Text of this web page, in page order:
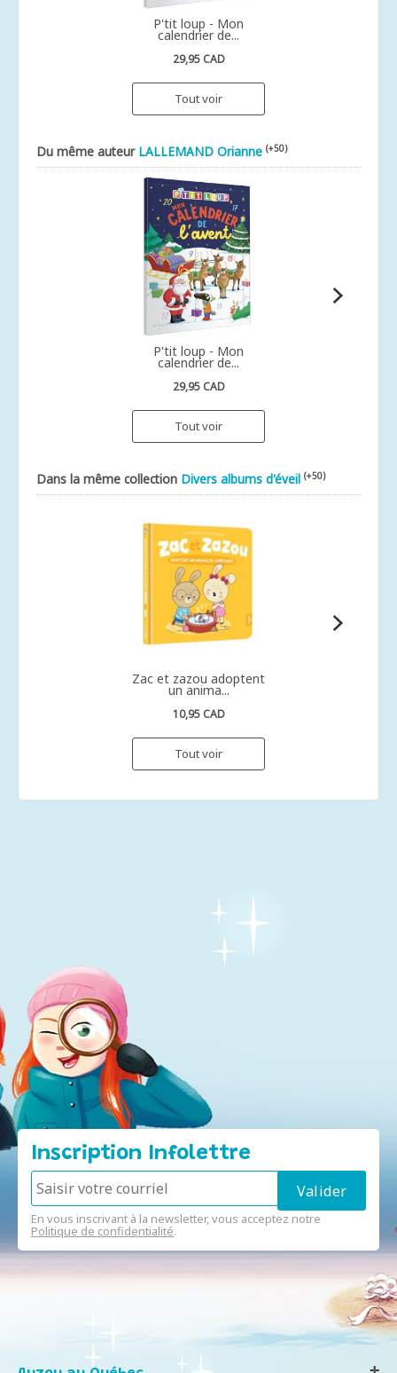
P'tit loup - Mon
calendrier de...
29,95 CAD
Tout voir
Du même auteur LALLEMAND Orianne (+50)
P'tit loup - Mon
calendrier de...
29,95 CAD
Tout voir
Dans la même collection Divers albums d'éveil (+50)
Zac et zazou adoptent
un anima...
10,95 CAD
Tout voir
Inscription Infolettre
En vous inscrivant à la newsletter, vous acceptez notre
Politique de confidentialité.